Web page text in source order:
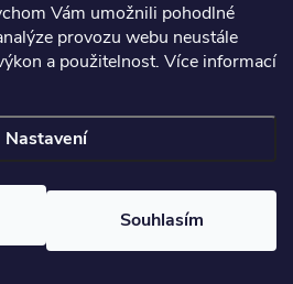
Vám umožnili pohodlné
provozu webu neustále
a použitelnost. Více informací
Nastavení
Souhlasím
na základě uživatelských recenzí.
zákazníků